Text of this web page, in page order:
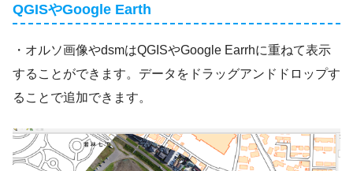
QGISやGoogle Earth
・オルソ画像やdsmはQGISやGoogle Earrhに重ねて表示
することができます。データをドラッグアンドドロップす
ることで追加できます。